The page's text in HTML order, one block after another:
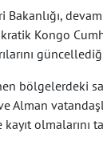
Bakanlığı,
Kongo
bölgelerdeki
Alman
olmalarını